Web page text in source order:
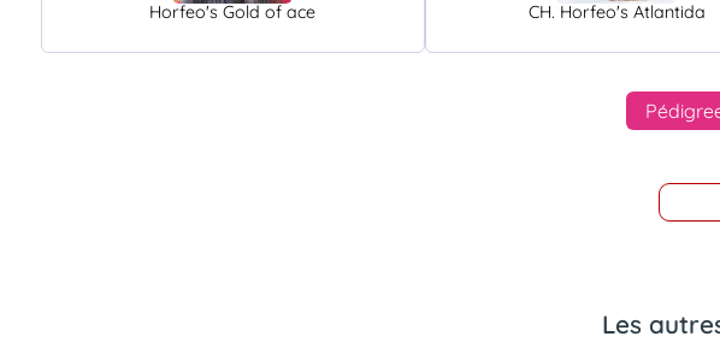
Horfeo's Gold of ace CH. Horfeo's Atlantida
Les